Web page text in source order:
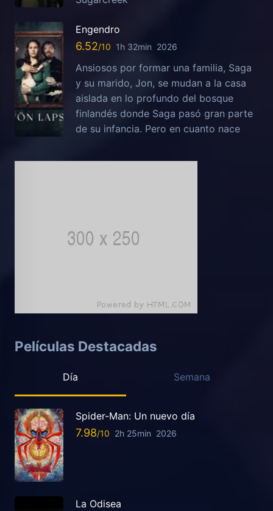
Engendro
6.52 1h 32min 2026
Ansiosos por formar una familia, Saga
y su marido, Jon, se mudan a la casa
aislada en lo profundo del bosque
finlandés donde Saga pasó gran parte
de su infancia. Pero en cuanto nace
Películas Destacadas
Día Semana
Spider-Man: Un nuevo día
7.98 2h 25min 2026
La Odisea